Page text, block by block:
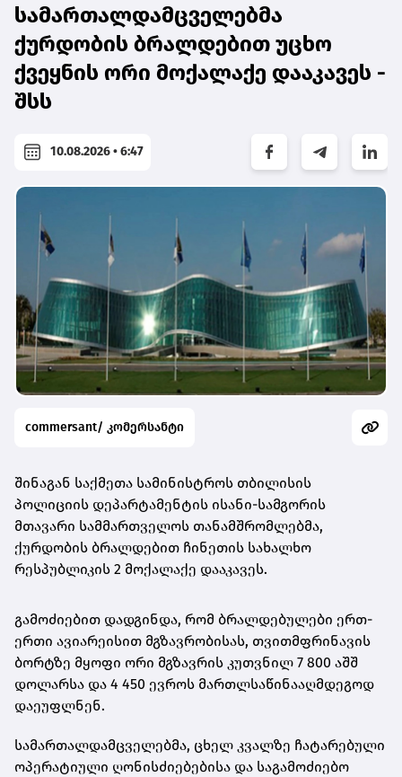
სამართალდამცველებმა
ქურდობის ბრალდებით უცხო
ქვეყნის ორი მოქალაქე დააკავეს -
შსს
10.08.2026 • 6:47
commersant/ კომერსანტი
შინაგან საქმეთა სამინისტროს თბილისის
პოლიციის დეპარტამენტის ისანი-სამგორის
მთავარი სამმართველოს თანამშრომლებმა,
ქურდობის ბრალდებით ჩინეთის სახალხო
რესპუბლიკის 2 მოქალაქე დააკავეს.
გამოძიებით დადგინდა, რომ ბრალდებულები ერთ-
ერთი ავიარეისით მგზავრობისას, თვითმფრინავის
ბორტზე მყოფი ორი მგზავრის კუთვნილ 7 800 აშშ
დოლარსა და 4 450 ევროს მართლსაწინააღმდეგოდ
დაეუფლნენ.
სამართალდამცველებმა, ცხელ კვალზე ჩატარებული
ოპერატიული ღონისძიებებისა და საგამოძიებო